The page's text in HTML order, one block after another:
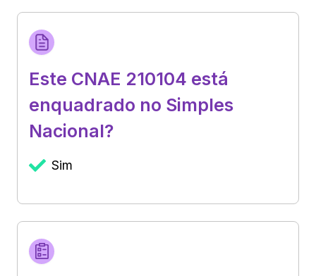
Este CNAE 210104 está
enquadrado no Simples
Nacional?
Sim